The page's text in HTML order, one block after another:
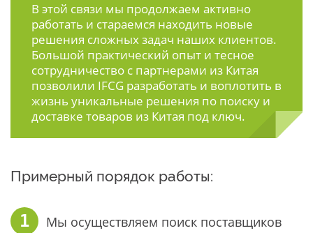
В этой связи мы продолжаем активно
работать и стараемся находить новые
решения сложных задач наших клиентов.
Большой практический опыт и тесное
сотрудничество с партнерами из Китая
позволили IFCG разработать и воплотить в
жизнь уникальные решения по поиску и
доставке товаров из Китая под ключ.
Примерный порядок работы:
1
Мы осуществляем поиск поставщиков